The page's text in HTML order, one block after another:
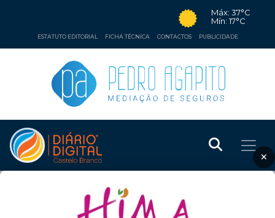
Máx: 37°C
Mín: 17°C
ESTATUTO EDITORIAL FICHA TÉCNICA CONTACTOS PUBLICIDADE
×